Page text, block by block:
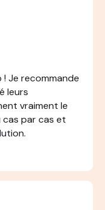
Je recommande
leurs
vraiment le
par cas et